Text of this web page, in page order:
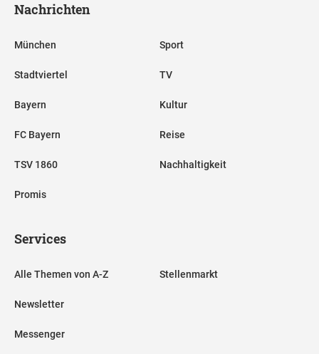
Nachrichten
München
Stadtviertel
Bayern
FC Bayern
TSV 1860
Promis
Sport
TV
Kultur
Reise
Nachhaltigkeit
Services
Alle Themen von A-Z
Newsletter
Messenger
Stellenmarkt